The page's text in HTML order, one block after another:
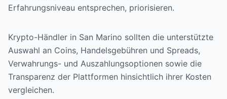
Erfahrungsniveau entsprechen, priorisieren.
Krypto-Händler in San Marino sollten die unterstützte
Auswahl an Coins, Handelsgebühren und Spreads,
Verwahrungs- und Auszahlungsoptionen sowie die
Transparenz der Plattformen hinsichtlich ihrer Kosten
vergleichen.